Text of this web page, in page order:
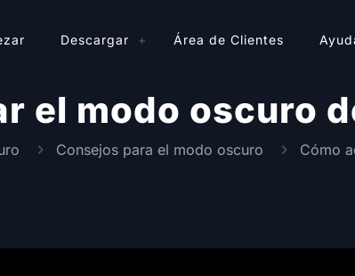
Descargar Área de Clientes
el modo oscuro
Consejos para el modo oscuro Cómo